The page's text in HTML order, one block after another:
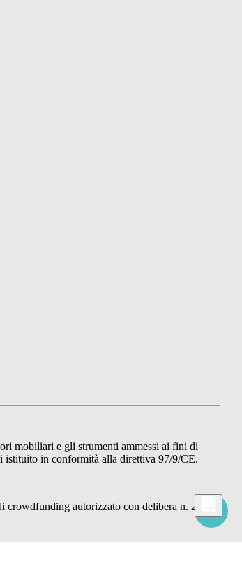
mobiliari e gli strumenti ammessi ai fini di
istituito in conformità alla direttiva 97/9/CE.
autorizzato con delibera n. 22876